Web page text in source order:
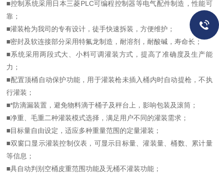
■控制系统采用日本三菱PLC可编程控制器等电气配件制造，性能可
靠；
■灌装枪为我司的专有设计，徒手快速拆装，方便维护；
■密封及软连接部分采用特氟龙制造，耐溶剂，耐酸碱，寿命长；
■系统采用两段式大、小料可调灌装方式，提高了准确度及生产能
力；
■配置顶桶自动保护功能，用于灌装枪未插入桶内时自动提枪，不执
行灌装；
■*防滴漏装置，避免物料滴于桶子及秤台上，影响包装及滚筒；
■净重、毛重二种灌装模式选择，满足用户不同的灌装需求；
■目标量自由设定，适应多种重量范围的定量灌装；
■双窗口显示灌装控制仪表，可显示目标量、灌装量、桶数、累计量
等信息；
■具自动判别空桶皮重范围功能及无桶不灌装功能；